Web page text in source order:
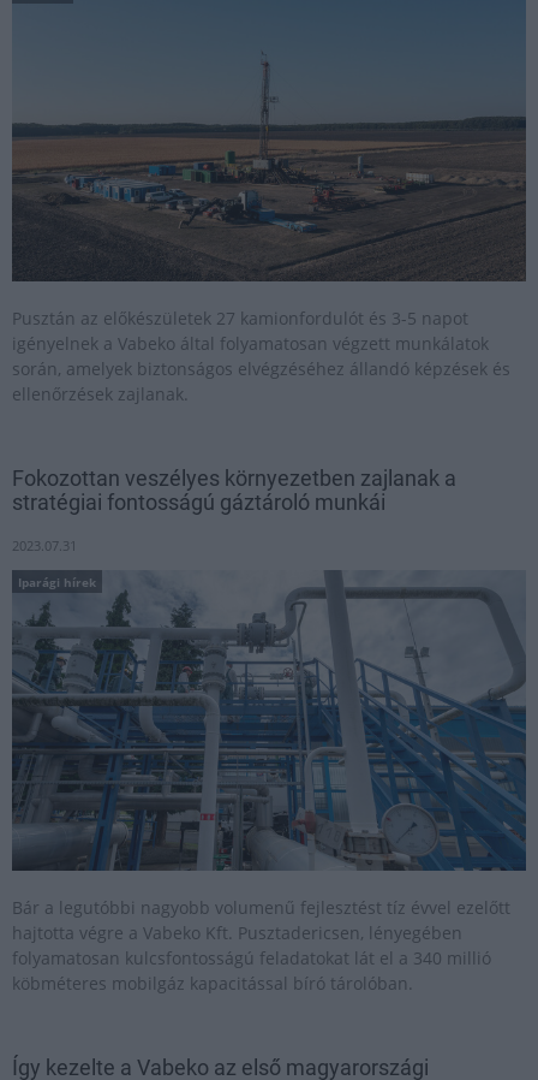
Pusztán az előkészületek 27 kamionfordulót és 3-5 napot
igényelnek a Vabeko által folyamatosan végzett munkálatok
során, amelyek biztonságos elvégzéséhez állandó képzések és
ellenőrzések zajlanak.
Fokozottan veszélyes környezetben zajlanak a
stratégiai fontosságú gáztároló munkái
2023.07.31
Iparági hírek
Bár a legutóbbi nagyobb volumenű fejlesztést tíz évvel ezelőtt
hajtotta végre a Vabeko Kft. Pusztadericsen, lényegében
folyamatosan kulcsfontosságú feladatokat lát el a 340 millió
köbméteres mobilgáz kapacitással bíró tárolóban.
Így kezelte a Vabeko az első magyarországi